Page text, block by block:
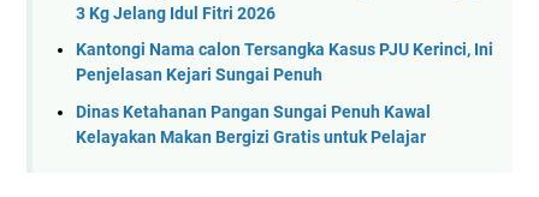
3 Kg Jelang Idul Fitri 2026
Kantongi Nama calon Tersangka Kasus PJU Kerinci, Ini
Penjelasan Kejari Sungai Penuh
Dinas Ketahanan Pangan Sungai Penuh Kawal
Kelayakan Makan Bergizi Gratis untuk Pelajar